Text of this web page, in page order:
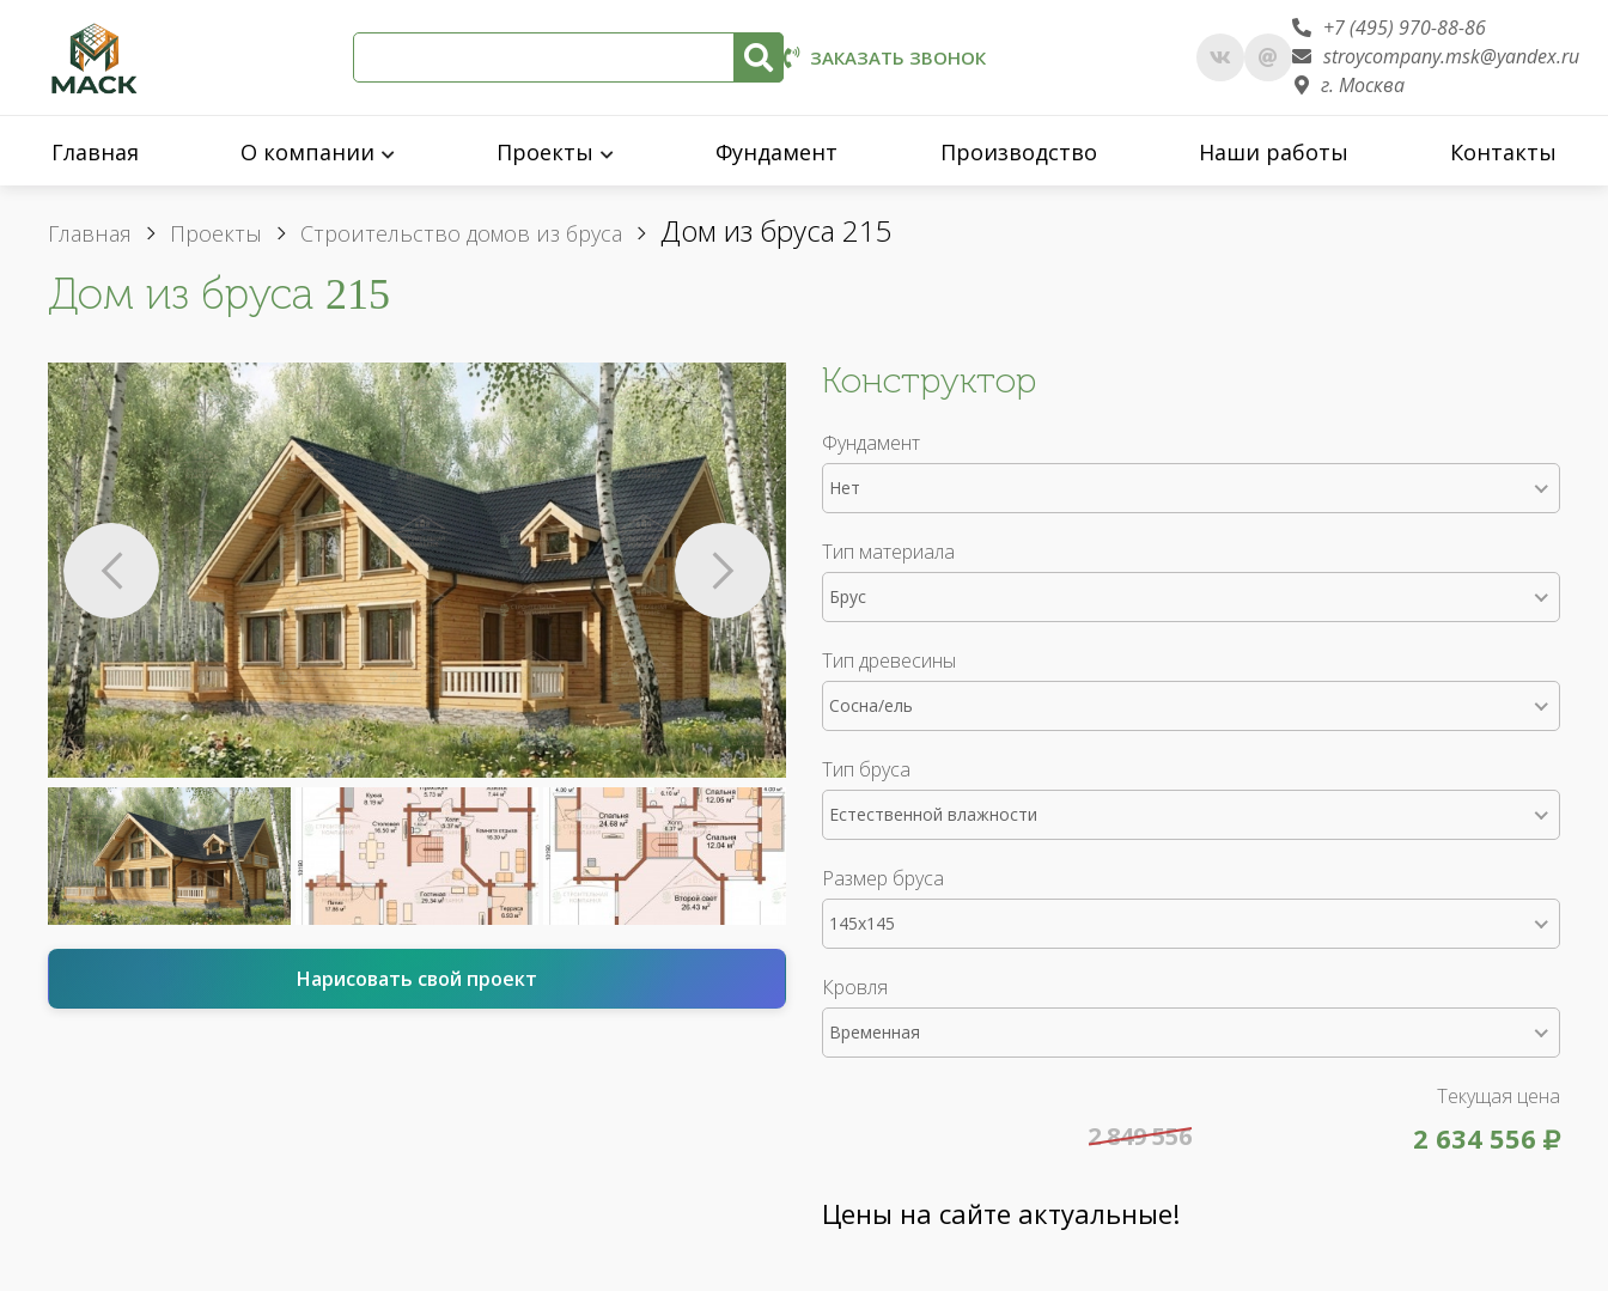
ЗАКАЗАТЬ ЗВОНОК
+7 (495) 970-88-86
stroycompany.msk@yandex.ru
г. Москва
Главная О компании Проекты Фундамент Производство Наши работы Контакты
Главная Проекты Строительство домов из бруса Дом из бруса 215
Дом из бруса 215
Нарисовать свой проект
Конструктор
Фундамент
Нет
Тип материала
Брус
Тип древесины
Сосна/ель
Тип бруса
Естественной влажности
Размер бруса
145x145
Кровля
Временная
Текущая цена
2 634 556
2 849 556
Цены на сайте актуальные!